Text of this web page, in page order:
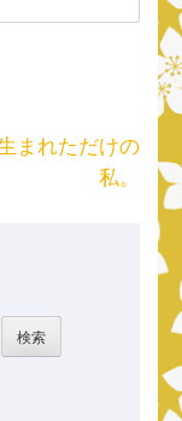
まれただけの
私。
検索